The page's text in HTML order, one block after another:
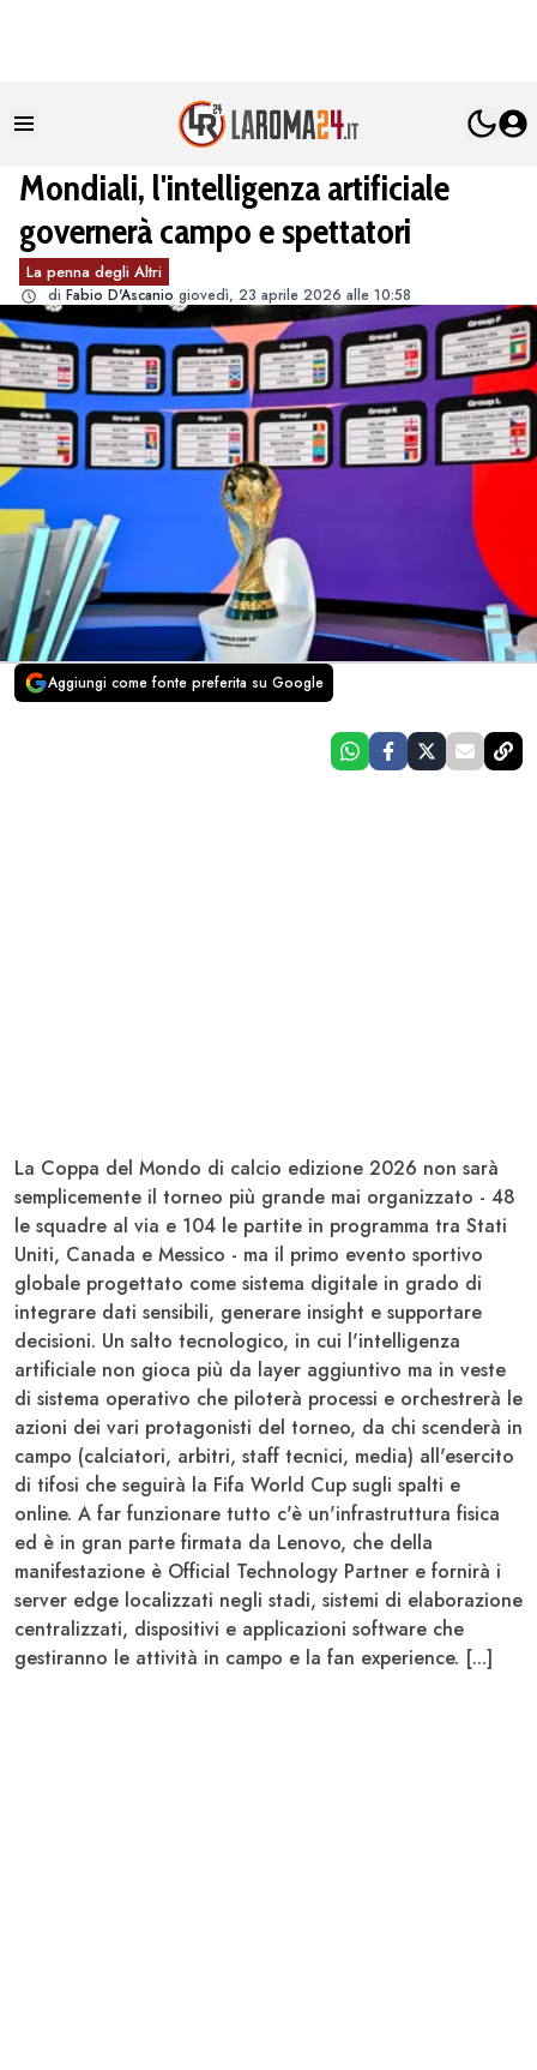
Mondiali, l'intelligenza artificiale
governerà campo e spettatori
La penna degli Altri
di Fabio D'Ascanio giovedì, 23 aprile 2026 alle 10:58
Aggiungi come fonte preferita su Google
La Coppa del Mondo di calcio edizione 2026 non sarà
semplicemente il torneo più grande mai organizzato - 48
le squadre al via e 104 le partite in programma tra Stati
Uniti, Canada e Messico - ma il primo evento sportivo
globale progettato come sistema digitale in grado di
integrare dati sensibili, generare insight e supportare
decisioni. Un salto tecnologico, in cui l'intelligenza
artificiale non gioca più da layer aggiuntivo ma in veste
di sistema operativo che piloterà processi e orchestrerà le
azioni dei vari protagonisti del torneo, da chi scenderà in
campo (calciatori, arbitri, staff tecnici, media) all'esercito
di tifosi che seguirà la Fifa World Cup sugli spalti e
online. A far funzionare tutto c'è un'infrastruttura fisica
ed è in gran parte firmata da Lenovo, che della
manifestazione è Official Technology Partner e fornirà i
server edge localizzati negli stadi, sistemi di elaborazione
centralizzati, dispositivi e applicazioni software che
gestiranno le attività in campo e la fan experience. [...]